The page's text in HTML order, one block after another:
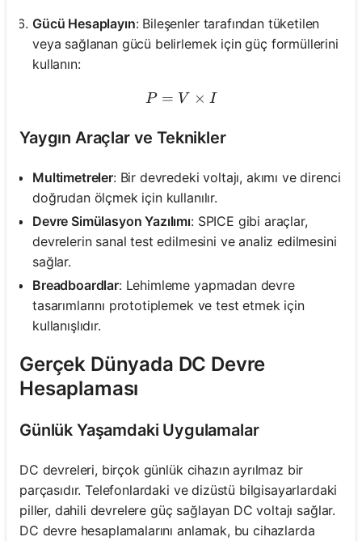
Gücü Hesaplayın: Bileşenler tarafından tüketilen
veya sağlanan gücü belirlemek için güç formüllerini
kullanın:
P = V \times I
P = V × I
Yaygın Araçlar ve Teknikler
Multimetreler: Bir devredeki voltajı, akımı ve direnci
doğrudan ölçmek için kullanılır.
Devre Simülasyon Yazılımı: SPICE gibi araçlar,
devrelerin sanal test edilmesini ve analiz edilmesini
sağlar.
Breadboardlar: Lehimleme yapmadan devre
tasarımlarını prototiplemek ve test etmek için
kullanışlıdır.
Gerçek Dünyada DC Devre
Hesaplaması
Günlük Yaşamdaki Uygulamalar
DC devreleri, birçok günlük cihazın ayrılmaz bir
parçasıdır. Telefonlardaki ve dizüstü bilgisayarlardaki
piller, dahili devrelere güç sağlayan DC voltajı sağlar.
DC devre hesaplamalarını anlamak, bu cihazlarda